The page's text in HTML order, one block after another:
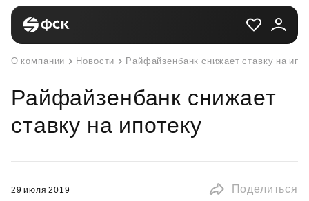
О компании Новости Райфайзенбанк снижает ставку на
Райфайзенбанк снижает
ставку на ипотеку
29 июля 2019 Поделиться